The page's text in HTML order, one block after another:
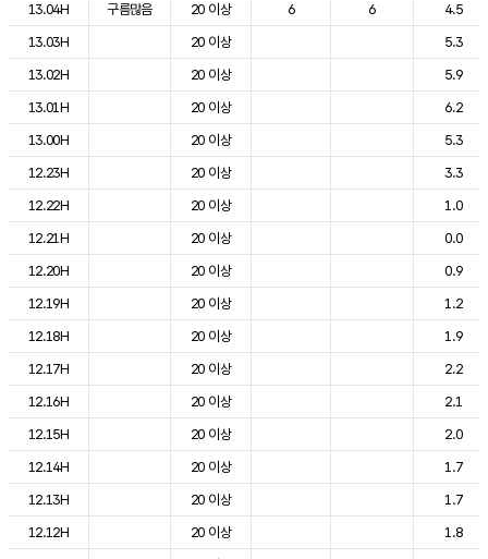
13.04H
구름많음 20 이상 6 6
4.5
13.03H
20 이상
5.3
13.02H
20 이상
5.9
13.01H
20 이상
6.2
13.00H
20 이상
5.3
12.23H
20 이상
3.3
12.22H
20 이상
1.0
12.21H
20 이상
0.0
12.20H
20 이상
0.9
12.19H
20 이상
1.2
12.18H
20 이상
1.9
12.17H
20 이상
2.2
12.16H
20 이상
2.1
12.15H
20 이상
2.0
12.14H
20 이상
1.7
12.13H
20 이상
1.7
12.12H
20 이상
1.8